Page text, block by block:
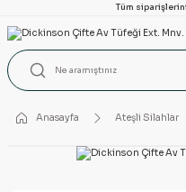
Tüm
Anasayfa Ateşli Silahlar